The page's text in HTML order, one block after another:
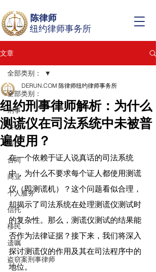
纽约律师事务所
陈律师
文章
全部类别：
刑事
诉讼
房产
合同
商业
个人服务
信托
移民
遗嘱
盗窃案刑事律师
全部类别：
纽约刑事律师解析：为什么
测谎仪在司法系统中未被普
遍使用？
DERUN.COM 陈律师纽约律师事务所
在一个依赖于证人说真话的司法系统
中，为什么不要求每个证人都使用测谎
仪（即测谎机）？这个问题看似合理，
却揭示了司法系统在处理测谎仪测试时
的复杂性。那么，测谎仪测试的结果能
否作为法律证据？接下来，我们将深入
探讨测谎仪的作用及其在司法程序中的
地位。